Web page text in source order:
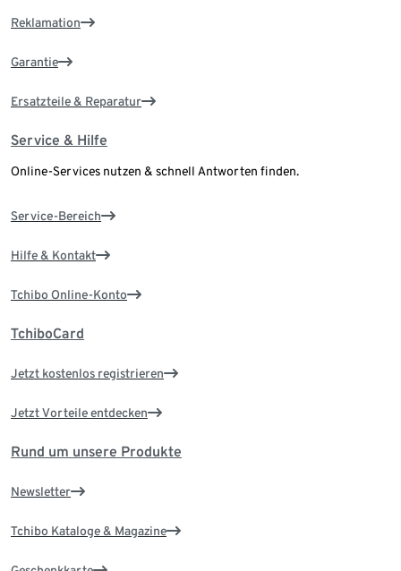
Reklamation
Garantie
Ersatzteile & Reparatur
Service & Hilfe
Online-Services nutzen & schnell Antworten finden.
Service-Bereich
Hilfe & Kontakt
Tchibo Online-Konto
TchiboCard
Jetzt kostenlos registrieren
Jetzt Vorteile entdecken
Rund um unsere Produkte
Newsletter
Tchibo Kataloge & Magazine